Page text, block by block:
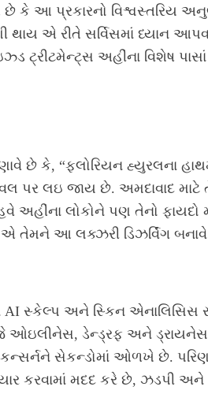
આ પ્રકારનો વિશ્વસ્તરિય
થાય એ રીતે સર્વિસમાં ધ્યાન
ટ્રીટમેન્ટ્સ અહીંના વિશેષ
છે કે, “ફ્લોરિયન હ્યુરલના
પર લઇ જાય છે. અમદાવાદ
લોકોને પણ તેનો ફાયદો
તેમને આ લક્ઝરી ડિઝર્વિંગ
સ્કેલ્પ અને સ્કિન એનાલિસિસ
જે ઓઇલીનેસ, ડેન્ડ્રફ અને
સેકન્ડોમાં ઓળખે છે.
કરવામાં મદદ કરે છે, ઝડપી